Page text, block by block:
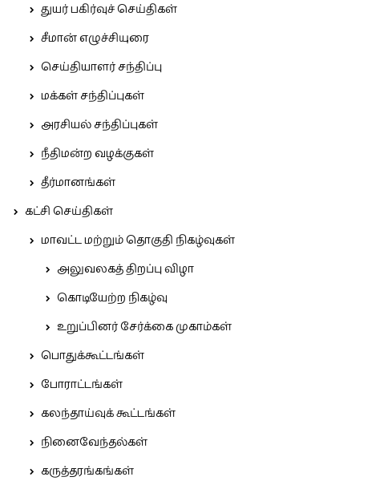
துயர் பகிர்வுச் செய்திகள்
சீமான் எழுச்சியுரை
செய்தியாளர் சந்திப்பு
மக்கள் சந்திப்புகள்
அரசியல் சந்திப்புகள்
நீதிமன்ற வழக்குகள்
தீர்மானங்கள்
கட்சி செய்திகள்
மாவட்ட மற்றும் தொகுதி நிகழ்வுகள்
அலுவலகத் திறப்பு விழா
கொடியேற்ற நிகழ்வு
உறுப்பினர் சேர்க்கை முகாம்கள்
பொதுக்கூட்டங்கள்
போராட்டங்கள்
கலந்தாய்வுக் கூட்டங்கள்
நினைவேந்தல்கள்
கருத்தரங்கங்கள்